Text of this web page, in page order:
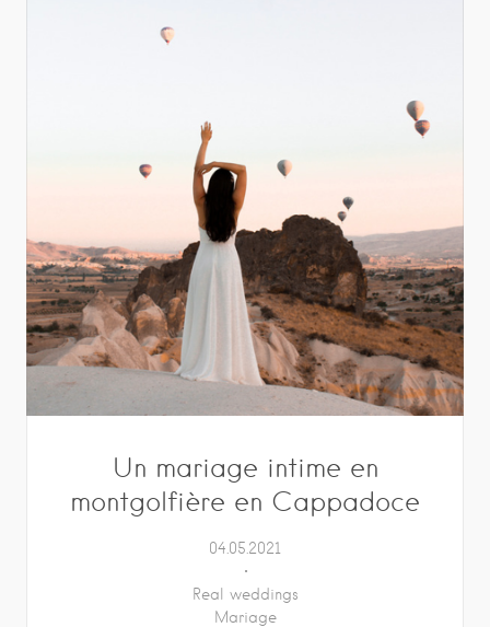
Un mariage intime en
montgolfière en Cappadoce
04.05.2021
Real weddings
Mariage